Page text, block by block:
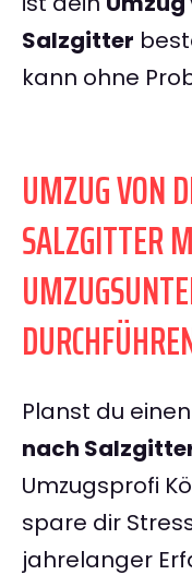
Salzgitter
kann ohne
UMZUG VON
SALZGITTER
Planst du einen
nach
Umzugsprofi
spare dir
jahrelanger